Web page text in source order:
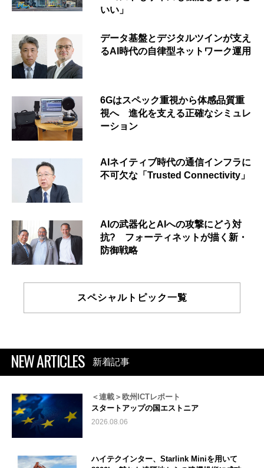
いい」
データ基盤とデジタルツインが支え
るAI時代の自律型ネットワーク運用
6Gはスペック重視から体感品質重
視へ 進化を支える正確なシミュレ
ーション
AIネイティブ時代の通信インフラに
不可欠な「Trusted Connectivity」
AIの武器化とAIへの攻撃にどう対
抗? フォーティネットが描く新・
防御戦略
スペシャルトピック一覧
NEW ARTICLES 新着記事
＜連載＞欧州ICTレポート
スタートアップの国エストニア
2026.08.06
ハイテクインター、Starlink Miniを用いて